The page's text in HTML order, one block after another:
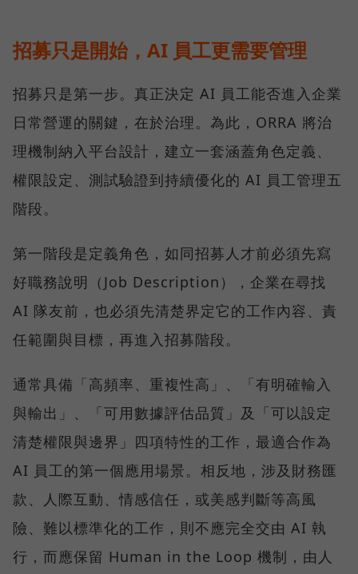
招募只是開始，AI 員工更需要管理
招募只是第一步。真正決定 AI 員工能否進入企業
日常營運的關鍵，在於治理。為此，ORRA 將治
理機制納入平台設計，建立一套涵蓋角色定義、
權限設定、測試驗證到持續優化的 AI 員工管理五
階段。
第一階段是定義角色，如同招募人才前必須先寫
好職務說明（Job Description），企業在尋找
AI 隊友前，也必須先清楚界定它的工作內容、責
任範圍與目標，再進入招募階段。
通常具備「高頻率、重複性高」、「有明確輸入
與輸出」、「可用數據評估品質」及「可以設定
清楚權限與邊界」四項特性的工作，最適合作為
AI 員工的第一個應用場景。相反地，涉及財務匯
款、人際互動、情感信任，或美感判斷等高風
險、難以標準化的工作，則不應完全交由 AI 執
行，而應保留 Human in the Loop 機制，由人